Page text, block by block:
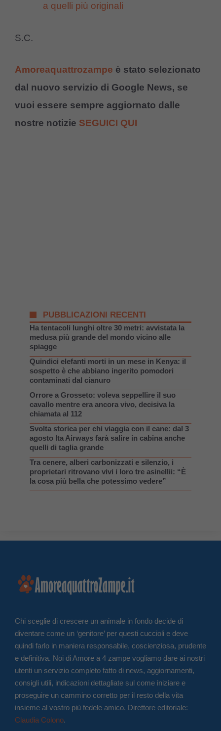
a quelli più originali
S.C.
Amoreaquattrozampe è stato selezionato
dal nuovo servizio di Google News, se
vuoi essere sempre aggiornato dalle
nostre notizie SEGUICI QUI
PUBBLICAZIONI RECENTI
Ha tentacoli lunghi oltre 30 metri: avvistata la
medusa più grande del mondo vicino alle
spiagge
Quindici elefanti morti in un mese in Kenya: il
sospetto è che abbiano ingerito pomodori
contaminati dal cianuro
Orrore a Grosseto: voleva seppellire il suo
cavallo mentre era ancora vivo, decisiva la
chiamata al 112
Svolta storica per chi viaggia con il cane: dal 3
agosto Ita Airways farà salire in cabina anche
quelli di taglia grande
Tra cenere, alberi carbonizzati e silenzio, i
proprietari ritrovano vivi i loro tre asinellii: “È
la cosa più bella che potessimo vedere”
Chi sceglie di crescere un animale in fondo decide di
diventare come un ‘genitore’ per questi cuccioli e deve
quindi farlo in maniera responsabile, coscienziosa, prudente
e definitiva. Noi di Amore a 4 zampe vogliamo dare ai nostri
utenti un servizio completo fatto di news, aggiornamenti,
consigli utili, indicazioni dettagliate sul come iniziare e
proseguire un cammino corretto per il resto della vita
insieme al vostro più fedele amico. Direttore editoriale:
Claudia Colono.